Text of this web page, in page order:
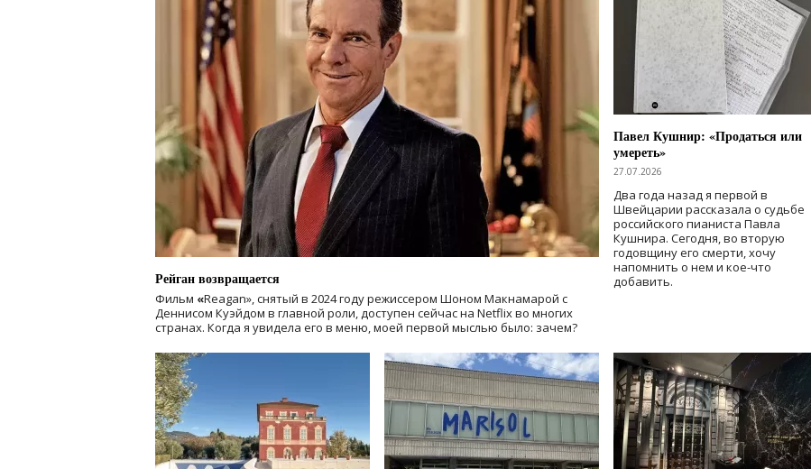
Рейган возвращается
Фильм «Reagan», снятый в 2024 годурежиссером Шоном Макнамарой с
Деннисом Куэйдом в главной роли, доступен сейчас на Netflix во многих
странах. Когда я увидела его в меню, моей первой мыслью было: зачем?
Павел Кушнир: «Продаться или
умереть»
27.07.2026
Два года назад я первой в
Швейцарии рассказала о судьбе
российского пианиста Павла
Кушнира. Сегодня, во вторую
годовщину его смерти, хочу
напомнить о нем и кое-что
добавить.